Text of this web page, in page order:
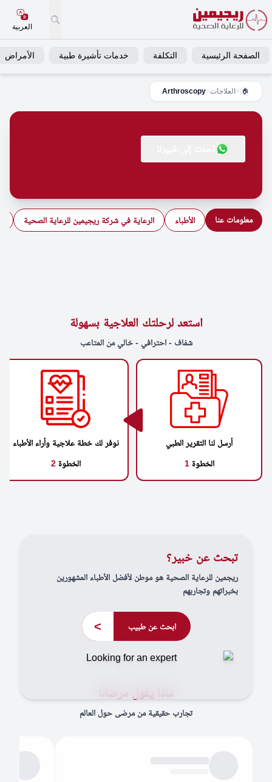
العربية
الصفحة الرئيسية التكلفة خدمات تأشيرة طبية الأمراض
🏠
> العلاجات>
Arthroscopy
معلومات عنا الأطباء الرعاية في شركة ريجيمين للرعاية الصحية
استعد لرحلتك العلاجية بسهولة
شفاف - احترافي - خالي من المتاعب
أرسل لنا التقرير الطبي
الخطوة1
نوفر لك خطة علاجية وأراء الأطباء
الخطوة2
تبحث عن خبير؟
ريجمين للرعاية الصحية هو موطن لأفضل الأطباء المشهورين
بخبراتهم وتجاربهم
ابحث عن طبيب >
ماذا يقول مرضانا
تجارب حقيقية من مرضى حول العالم